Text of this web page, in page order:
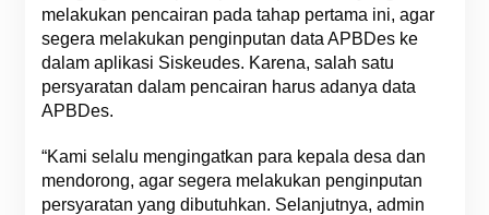
melakukan pencairan pada tahap pertama ini, agar
segera melakukan penginputan data APBDes ke
dalam aplikasi Siskeudes. Karena, salah satu
persyaratan dalam pencairan harus adanya data
APBDes.
“Kami selalu mengingatkan para kepala desa dan
mendorong, agar segera melakukan penginputan
persyaratan yang dibutuhkan. Selanjutnya, admin